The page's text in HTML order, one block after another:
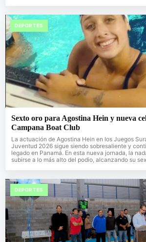
DEPORTES
Sexto oro para Agostina Hein y nueva
Campana Boat Club
La actuación de Agostina Hein en los Juegos
Juventud 2026 sigue siendo sobresaliente y
legado en Panamá. En esta nueva jornada, la
subirse a lo más alto del podio, alcanzando su
DEPORTES